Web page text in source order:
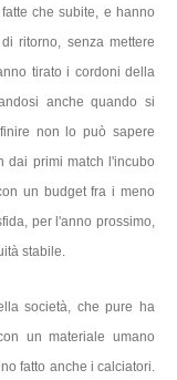
che subite, e hanno
ritorno, senza mettere
tirato i cordoni della
anche quando si
non lo può sapere
dai primi match l'incubo
un budget fra i meno
per l'anno prossimo,
stabile.
società, che pure ha
un materiale umano
fatto anche i calciatori.